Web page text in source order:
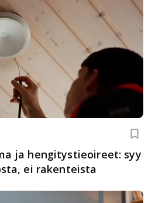
ja hengitystieoireet: syy
ei rakenteista